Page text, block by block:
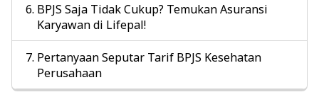
BPJS Saja Tidak Cukup? Temukan Asuransi
Karyawan di Lifepal!
Pertanyaan Seputar Tarif BPJS Kesehatan
Perusahaan